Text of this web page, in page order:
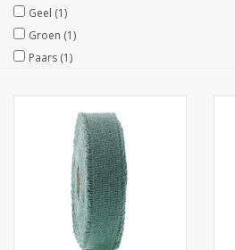
Thema's
Geel (1)
Groen (1)
Paars (1)